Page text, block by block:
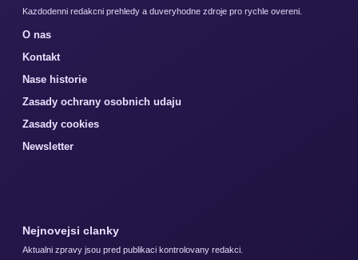
Kazdodenni redakcni prehledy a duveryhodne zdroje pro rychle overeni.
O nas
Kontakt
Nase historie
Zasady ochrany osobnich udaju
Zasady cookies
Newsletter
Nejnovejsi clanky
Aktualni zpravy jsou pred publikaci kontrolovany redakci.